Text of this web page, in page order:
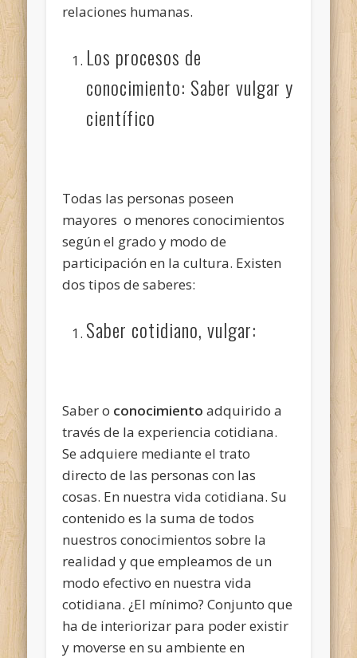
relaciones humanas.
Los procesos de
conocimiento: Saber vulgar y
científico
Todas las personas poseen
mayores o menores conocimientos
según el grado y modo de
participación en la cultura. Existen
dos tipos de saberes:
Saber cotidiano, vulgar:
Saber o conocimiento adquirido a
través de la experiencia cotidiana.
Se adquiere mediante el trato
directo de las personas con las
cosas. En nuestra vida cotidiana. Su
contenido es la suma de todos
nuestros conocimientos sobre la
realidad y que empleamos de un
modo efectivo en nuestra vida
cotidiana. ¿El mínimo? Conjunto que
ha de interiorizar para poder existir
y moverse en su ambiente en